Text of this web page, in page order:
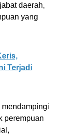
daerah,
yang
Terjadi
perempuan